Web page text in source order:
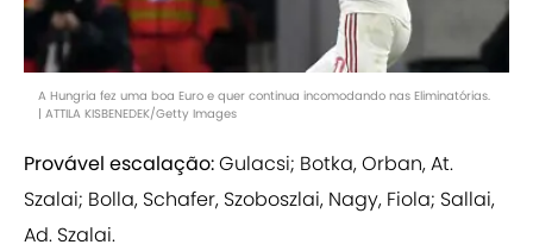
A Hungria fez uma boa Euro e quer continua incomodando nas Eliminatórias.
| ATTILA KISBENEDEK/Getty Images
Provável escalação:Gulacsi; Botka, Orban, At.
Szalai; Bolla, Schafer, Szoboszlai, Nagy, Fiola; Sallai,
Ad. Szalai.